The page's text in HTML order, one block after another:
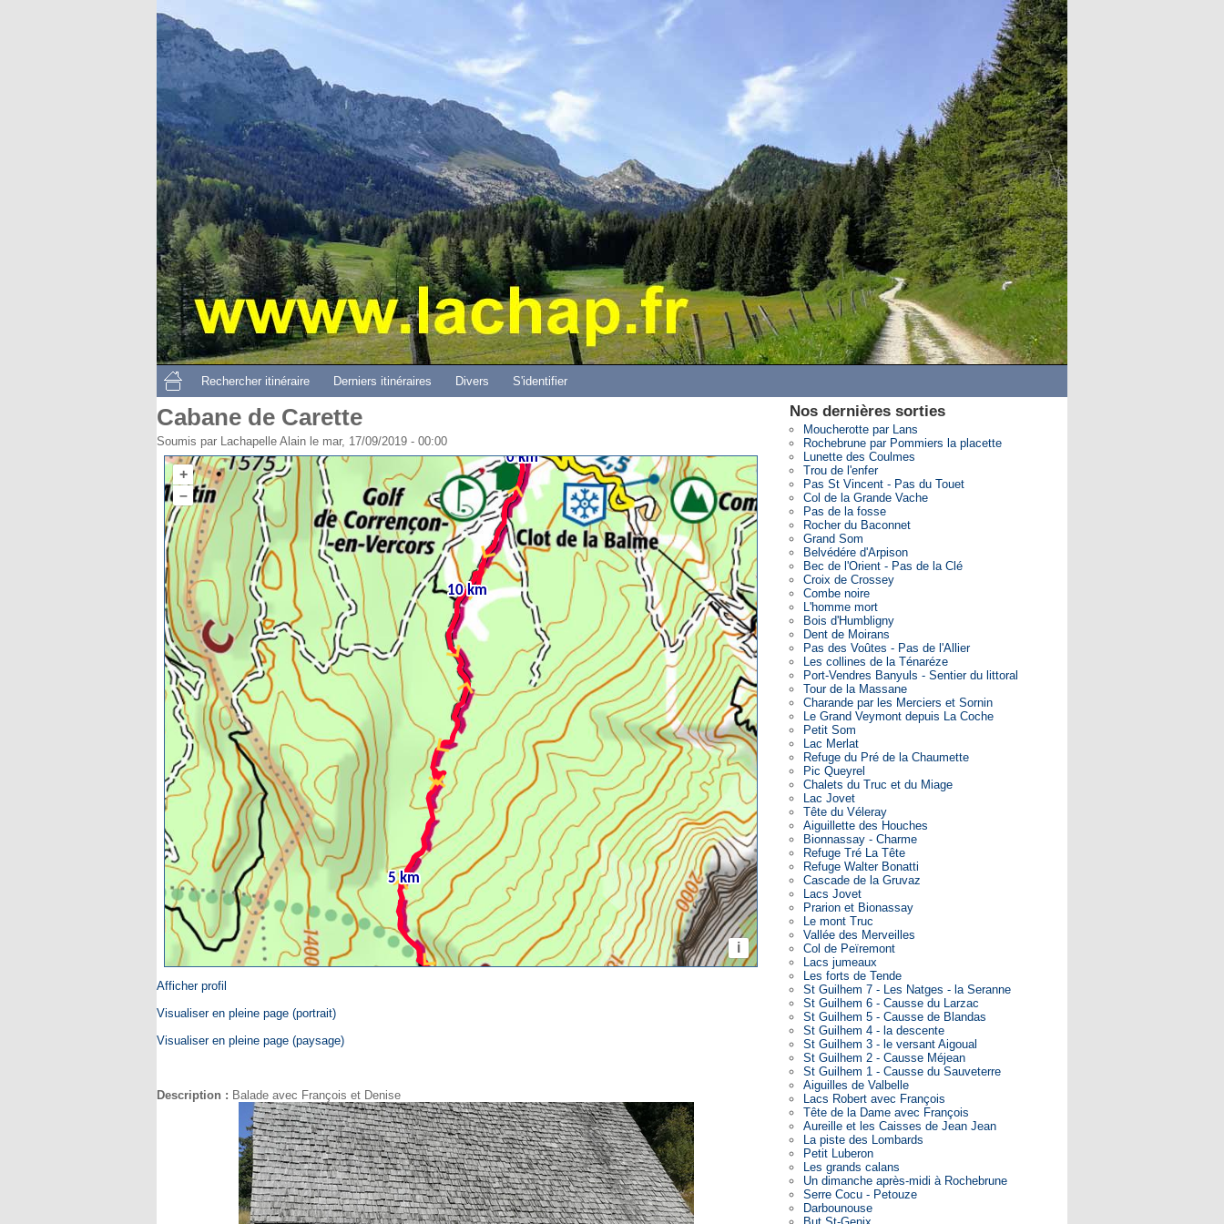
Aller au contenu principal
Cabane de Carette
Soumis par Lachapelle Alain le mar, 17/09/2019 - 00:00
Afficher profil
Visualiser en pleine page (portrait)
Visualiser en pleine page (paysage)
Description : Balade avec François et Denise
Rechercher itinéraire Derniers itinéraires Divers S'identifier
Nos dernières sorties
Moucherotte par Lans
Rochebrune par Pommiers la placette
Lunette des Coulmes
Trou de l'enfer
Pas St Vincent - Pas du Touet
Col de la Grande Vache
Pas de la fosse
Rocher du Baconnet
Grand Som
Belvédére d'Arpison
Bec de l'Orient - Pas de la Clé
Croix de Crossey
Combe noire
L'homme mort
Bois d'Humbligny
Dent de Moirans
Pas des Voûtes - Pas de l'Allier
Les collines de la Ténaréze
Port-Vendres Banyuls - Sentier du littoral
Tour de la Massane
Charande par les Merciers et Sornin
Le Grand Veymont depuis La Coche
Petit Som
Lac Merlat
Refuge du Pré de la Chaumette
Pic Queyrel
Chalets du Truc et du Miage
Lac Jovet
Tête du Véleray
Aiguillette des Houches
Bionnassay - Charme
Refuge Tré La Tête
Refuge Walter Bonatti
Cascade de la Gruvaz
Lacs Jovet
Prarion et Bionassay
Le mont Truc
Vallée des Merveilles
Col de Peïremont
Lacs jumeaux
Les forts de Tende
St Guilhem 7 - Les Natges - la Seranne
St Guilhem 6 - Causse du Larzac
St Guilhem 5 - Causse de Blandas
St Guilhem 4 - la descente
St Guilhem 3 - le versant Aigoual
St Guilhem 2 - Causse Méjean
St Guilhem 1 - Causse du Sauveterre
Aiguilles de Valbelle
Lacs Robert avec François
Tête de la Dame avec François
Aureille et les Caisses de Jean Jean
La piste des Lombards
Petit Luberon
Les grands calans
Un dimanche après-midi à Rochebrune
Serre Cocu - Petouze
Darbounouse